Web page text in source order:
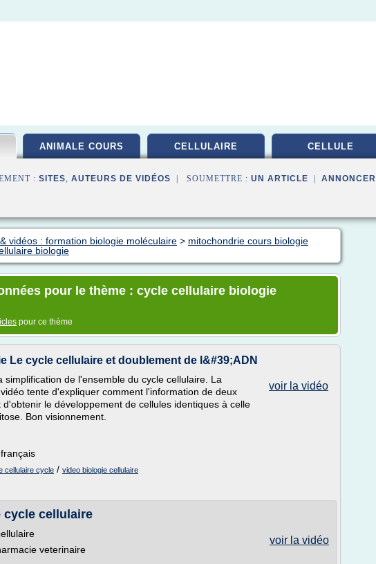
ANIMALE COURS CELLULAIRE CELLULE
: SITES, AUTEURS DE VIDÉOS | SOUMETTRE : UN ARTICLE ANNONCER
vidéos : formation biologie moléculaire > mitochondrie cours biologie
biologie
pour le thème : cycle cellulaire biologie
pour ce thème
Le cycle cellulaire et doublement de l&#39;ADN
voir la vidéo
simplification de l'ensemble du cycle cellulaire. La
tente d'expliquer comment l'information de deux
le développement de cellules identiques à celle
Bon visionnement.
cellulaire cycle / video biologie cellulaire
cycle cellulaire
voir la vidéo
veterinaire